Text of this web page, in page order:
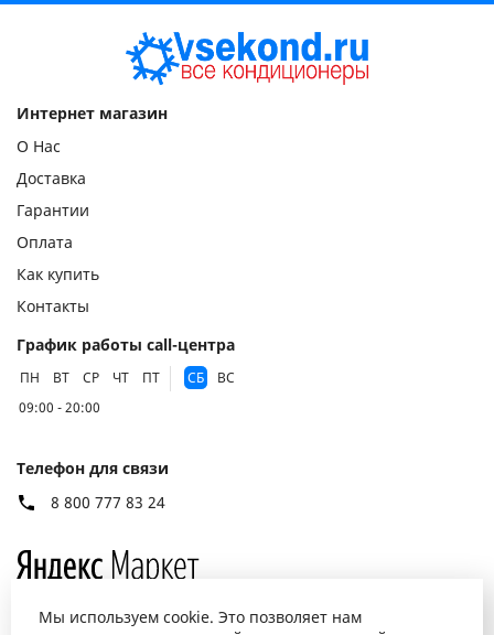
Интернет магазин
О Нас
Доставка
Гарантии
Оплата
Как купить
Контакты
График работы call-центра
ПН ВТ СР ЧТ ПТ СБ
ВС
09:00 - 20:00
Телефон для связи
8 800 777 83 24
Мы используем cookie. Это позволяет нам